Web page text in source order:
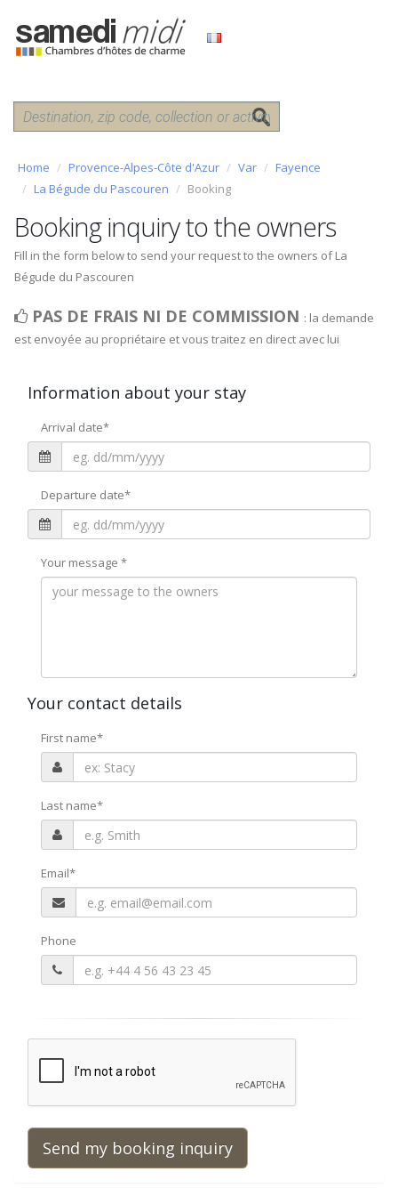
Home Provence-Alpes-Côte d'Azur Var
Fayence
La Bégude du Pascouren
Booking
Booking inquiry to the owners
Fill in the form below to send your request to the owners of La
Bégude du Pascouren
PAS DE FRAIS NI DE COMMISSION : la demande
est envoyée au propriétaire et vous traitez en direct avec lui
Information about your stay
Arrival date*
Departure date*
Your message *
Your contact details
First name*
Last name*
Email*
Phone